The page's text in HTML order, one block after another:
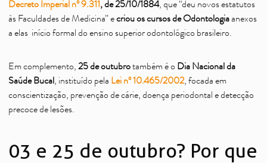
Decreto Imperial nº 9.311, de 25/10/1884, que “deu novos estatutos
às Faculdades de Medicina” ecriou os cursos de Odontologiaanexos
a elas início formal do ensino superior odontológico brasileiro.
Em complemento, 25 de outubrotambém é o Dia Nacional da
Saúde Bucal, instituído pela Lei nº 10.465/2002, focada em
conscientização, prevenção de cárie, doença periodontal e detecção
precoce de lesões.
03 e 25 de outubro? Por que